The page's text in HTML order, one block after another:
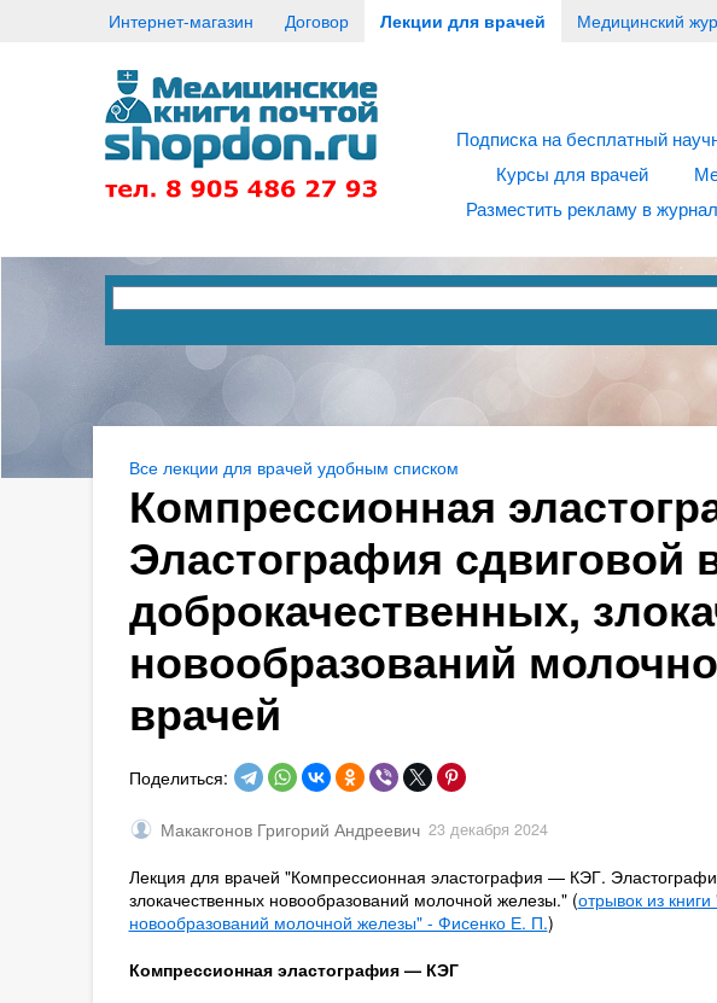
Интернет-магазин Договор Лекции для врачей Медицинский
Подписка на бесплатный
Курсы для врачей
Разместить рекламу в
Все лекции для врачей удобным списком
Компрессионная
Эластография сдвиговой
доброкачественных,
новообразований
врачей
Поделиться:
Макакгонов Григорий Андреевич 23 декабря 2024
Лекция для врачей "Компрессионная эластография — КЭГ.
злокачественных новообразований молочной железы." (отрывок из
новообразований молочной железы" - Фисенко Е. П.)
Компрессионная эластография — КЭГ